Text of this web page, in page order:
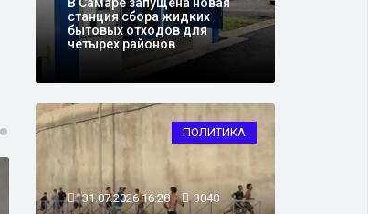
ОБЩЕСТВО
станция сбора жидких
бытовых отходов для
четырех районов
ПОЛИТИКА
31.07.2026 16:28 3040